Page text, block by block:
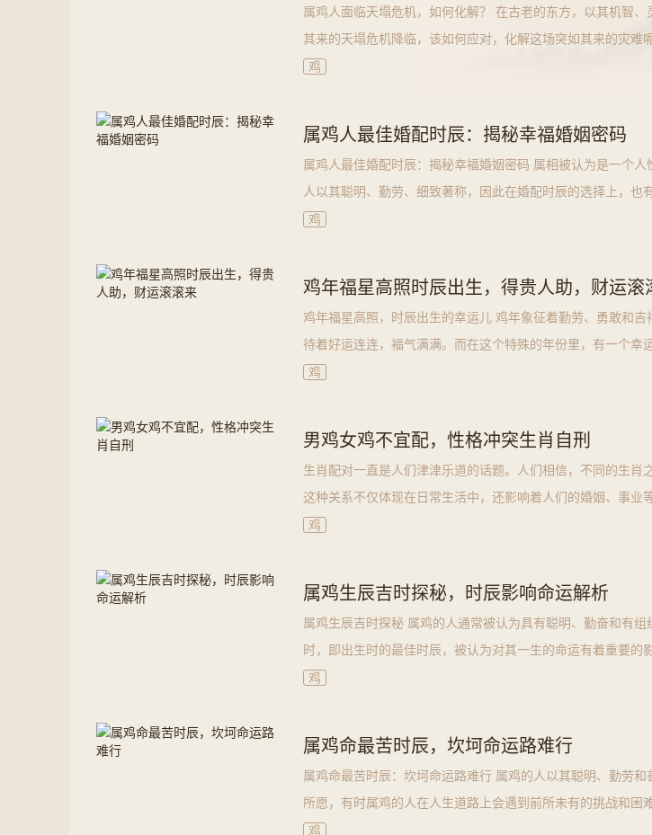
属鸡人面临天塌危机，如何化解？ 在古老的东方，以其机智
其来的天塌危机降临，该如何应对，化解这场突如其来的灾难
一、冷静分析，找准危机根
鸡
属鸡人最佳婚配时辰：揭秘幸福婚姻密码
属鸡人最佳婚配时辰：揭秘幸福婚姻密码 属相被认为是一个
人以其聪明、勤劳、细致著称，因此在婚配时辰的选择上，也
鸡人最佳婚配
鸡
鸡年福星高照时辰出生，得贵人助，财运滚
鸡年福星高照，时辰出生的幸运儿 鸡年象征着勤劳、勇敢和吉
待着好运连连，福气满满。而在这个特殊的年份里，有一个幸
高照，得到了贵人的
鸡
男鸡女鸡不宜配，性格冲突生肖自刑
生肖配对一直是人们津津乐道的话题。人们相信，不同的生肖
这种关系不仅体现在日常生活中，还影响着人们的婚姻、事业
格冲突生肖自刑便是其
鸡
属鸡生辰吉时探秘，时辰影响命运解析
属鸡生辰吉时探秘 属鸡的人通常被认为具有聪明、勤奋和有
时，即出生时的最佳时辰，被认为对其一生的命运有着重要的
时进行探秘，
鸡
属鸡命最苦时辰，坎坷命运路难行
属鸡命最苦时辰：坎坷命运路难行 属鸡的人以其聪明、勤劳和
所愿，有时属鸡的人在人生道路上会遇到前所未有的挑战和困
辰，坎坷命运路难行”
鸡